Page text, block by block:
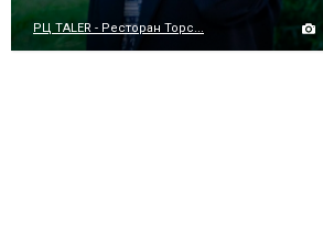
РЦ TALER - Ресторан Торс...